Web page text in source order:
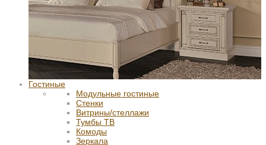
Гостиные
Модульные гостиные
Стенки
Витрины/стеллажи
Тумбы ТВ
Комоды
Зеркала